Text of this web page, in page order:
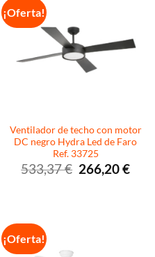
¡Oferta!
Ventilador de techo con motor
DC negro Hydra Led de Faro
Ref. 33725
533,37€
El
precio
266,20€El
¡Oferta!